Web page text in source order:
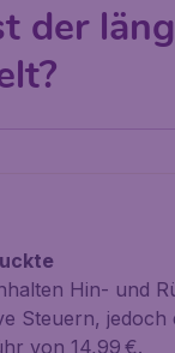
der
Hin- und
Steuern, jedoch
von 14,99 €.